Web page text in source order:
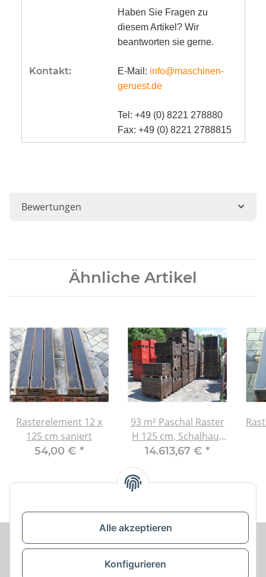
Alle akzeptieren
Konfigurieren
Kontakt:
Haben Sie Fragen zu
diesem Artikel? Wir
beantworten sie gerne.
E-Mail: info@maschinen-
geruest.de
Tel: +49 (0) 8221 278880
Fax: +49 (0) 8221 2788815
Bewertungen
Ähnliche Artikel
Rasterelement 12 x
125 cm saniert
54,00 € *
93 m² Paschal Raster
H 125 cm, Schalhaut
neu
14.613,67 € *